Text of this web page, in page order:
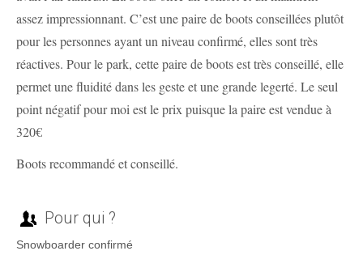
assez impressionnant. C’est une paire de boots conseillées plutôt
pour les personnes ayant un niveau confirmé, elles sont très
réactives. Pour le park, cette paire de boots est très conseillé, elle
permet une fluidité dans les geste et une grande legerté. Le seul
point négatif pour moi est le prix puisque la paire est vendue à
320€
Boots recommandé et conseillé.
Pour qui ?
Snowboarder confirmé